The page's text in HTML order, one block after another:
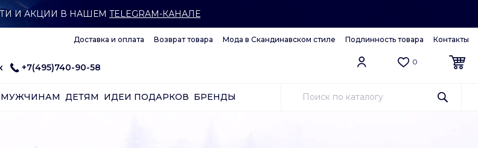
И АКЦИИ В НАШЕМ TELEGRAM-КАНАЛЕ
Доставка и оплата Возврат товара Мода в Скандинавском стиле Подлинность товара Контакты
+7(495)740-90-58
0
МУЖЧИНАМ ДЕТЯМ ИДЕИ ПОДАРКОВ БРЕНДЫ